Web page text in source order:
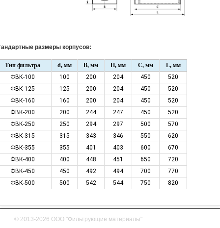
размеры корпусов:
Тип фильтра d, мм B, мм H, мм С, мм
L, мм
ФВК-100
100 200 204 450
520
ФВК-125
125 200 204 450
520
ФВК-160
160 200 204 450
520
ФВК-200
200 244 247 450
520
ФВК-250
250 294 297 500
570
ФВК-315
315 343 346 550
620
ФВК-355
355 401 403 600
670
ФВК-400
400 448 451 650
720
ФВК-450
450 492 494 700
770
ФВК-500
500 542 544 750 820
© 2013-2026 ООО "Фильтрующие материалы"